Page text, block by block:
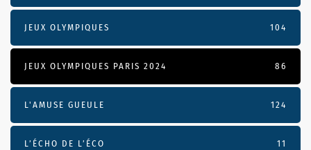
JEUX OLYMPIQUES 104
JEUX OLYMPIQUES PARIS 2024 86
L'AMUSE GUEULE 124
L’ÉCHO DE L’ÉCO 11